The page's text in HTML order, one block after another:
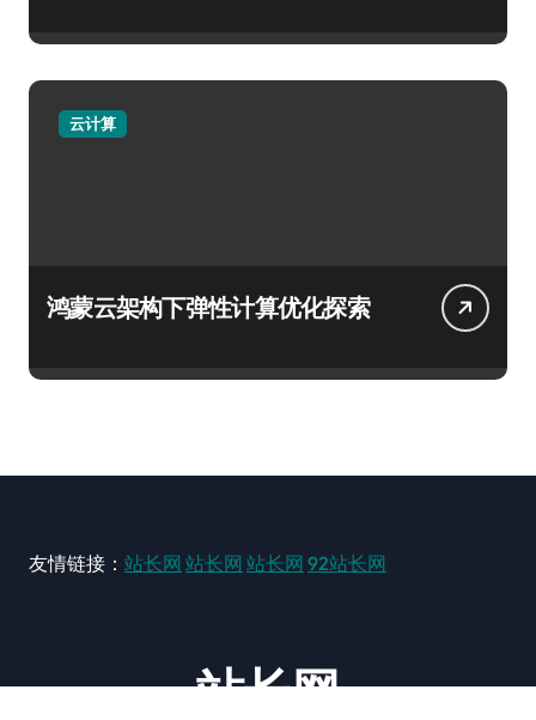
云计算
鸿蒙云架构下弹性计算优化探索
友情链接： 站长网 站长网 站长网 92站长网
站长网